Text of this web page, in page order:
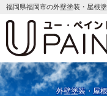
福岡県福岡市の外壁塗装・屋根
外壁塗装・屋